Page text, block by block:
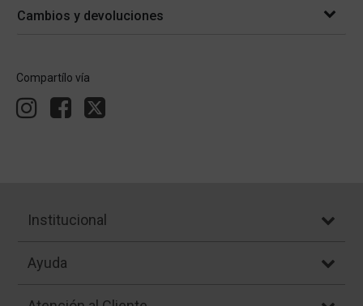
Cambios y devoluciones
Compartílo vía
Institucional
Ayuda